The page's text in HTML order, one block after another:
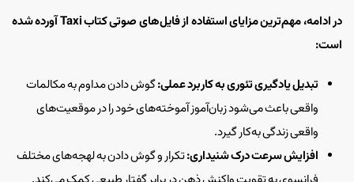
در ادامه، مهم‌ترین مزایای استفاده از فایل‌های صوتی کتاب Taxi آورده شده
است:
تبدیل یادگیری تئوری به کاربرد عملی:گوش دادن مداوم به مکالمات
واقعی باعث می‌شود زبان‌آموز آموخته‌های خود را در موقعیت‌های
واقعی زندگی به‌کار گیرد.
افزایش سرعت درک شنیداری:تکرار و گوش دادن به لهجه‌های مختلف